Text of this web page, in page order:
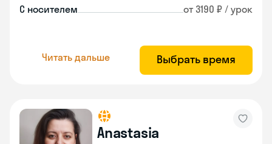
С носителем от 3190 ₽ / урок
Читать дальше Выбрать время
Anastasia